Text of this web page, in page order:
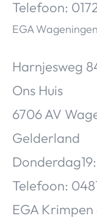
Telefoon:
EGA Wageningen
Harnjesweg
Ons Huis
6706 AV
Gelderland
Telefoon:
EGA